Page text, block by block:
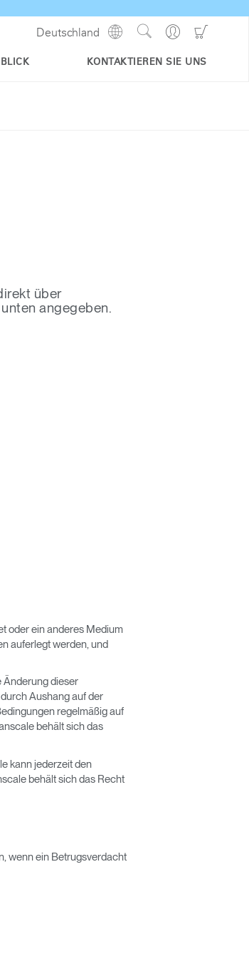
KONTAKTIEREN SIE UNS
Go
Profile
Site
Deutschland
Show
über
angegeben.
oder ein anderes Medium
auferlegt werden, und
Änderung dieser
Aushang auf der
regelmäßig auf
behält sich das
kann jederzeit den
behält sich das Recht
wenn ein Betrugsverdacht